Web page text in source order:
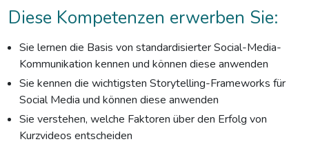
Diese Kompetenzen erwerben Sie:
Sie lernen die Basis von standardisierter Social-Media-
Kommunikation kennen und können diese anwenden
Sie kennen die wichtigsten Storytelling-Frameworks für
Social Media und können diese anwenden
Sie verstehen, welche Faktoren über den Erfolg von
Kurzvideos entscheiden